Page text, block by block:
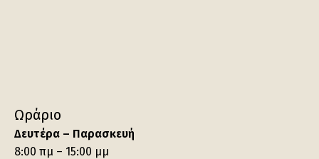
Ωράριο
Δευτέρα – Παρασκευή
8:00 πμ – 15:00 μμ